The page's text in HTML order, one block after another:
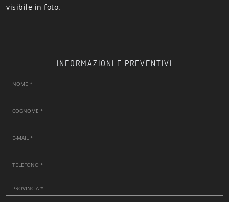
visibile in foto.
INFORMAZIONI E PREVENTIVI